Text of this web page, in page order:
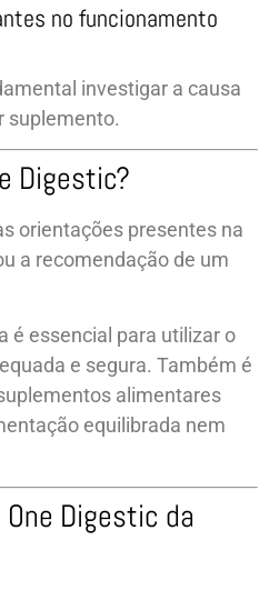
no funcionamento
investigar a causa
suplemento.
Digestic?
orientações presentes na
a recomendação de um
é essencial para utilizar o
e segura. Também é
alimentares
equilibrada nem
Digestic da